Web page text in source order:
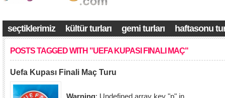
seçtiklerimiz kültür turları gemi turları haftasonu
POSTS TAGGED WITH "UEFA KUPASI FINALI MAÇ"
Uefa Kupası Finali Maç Turu
Warning: Undefined array key "p" in